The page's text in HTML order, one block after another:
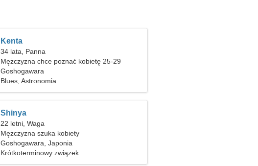
Kenta
34 lata, Panna
Mężczyzna chce poznać kobietę 25-29
Goshogawara
Blues, Astronomia
Shinya
22 letni, Waga
Mężczyzna szuka kobiety
Goshogawara, Japonia
Krótkoterminowy związek